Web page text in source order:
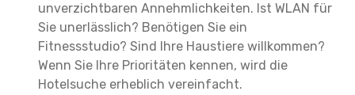
unverzichtbaren Annehmlichkeiten. Ist WLAN für
Sie unerlässlich? Benötigen Sie ein
Fitnessstudio? Sind Ihre Haustiere willkommen?
Wenn Sie Ihre Prioritäten kennen, wird die
Hotelsuche erheblich vereinfacht.